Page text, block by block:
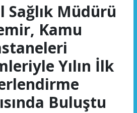
Sağlık Müdürü
Kamu
Yılın İlk
Buluştu